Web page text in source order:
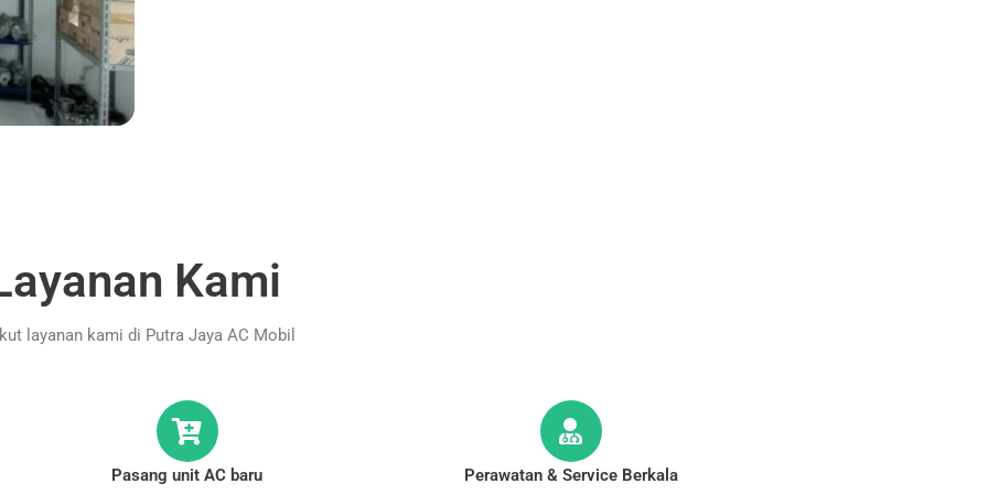
Kami
layanan kami di Putra Jaya AC Mobil
Pasang unit AC baru Perawatan & Service Berkala